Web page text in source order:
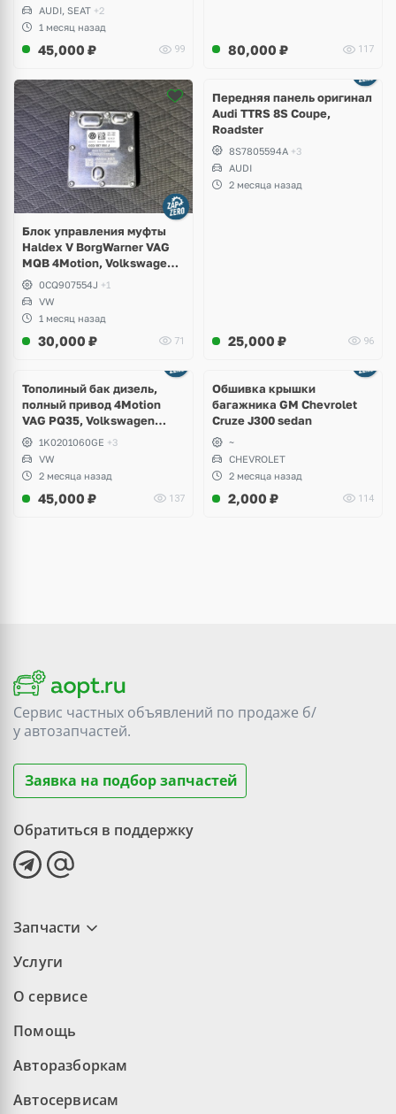
AUDI, SEAT +2
1 месяц назад
45,000 ₽ 99 80,000 ₽ 117
Блок управления муфты
Haldex V BorgWarner VAG
MQB 4Motion, Volkswagen
Tiguan
0CQ907554J +1
VW
1 месяц назад
30,000 ₽ 71
2 фото
Передняя панель оригинал
Audi TTRS 8S Coupe,
Roadster
8S7805594A +3
AUDI
2 месяца назад
25,000 ₽ 96
Тополиный бак дизель,
полный привод 4Motion
VAG PQ35, Volkswagen
Scirocco, Golf V, VI, Skoda
Yeti, Octavia A5, Superb,
Audi A3, Seat Altea
1K0201060GE +3
VW
2 месяца назад
45,000 ₽ 137
Обшивка крышки
багажника GM Chevrolet
Cruze J300 sedan
~
CHEVROLET
2 месяца назад
2,000 ₽ 114
Сервис частных объявлений по продаже б/
уавтозапчастей.
Заявка на подбор запчастей
Обратиться в поддержку
Запчасти
Услуги
О сервисе
Помощь
Авторазборкам
Автосервисам